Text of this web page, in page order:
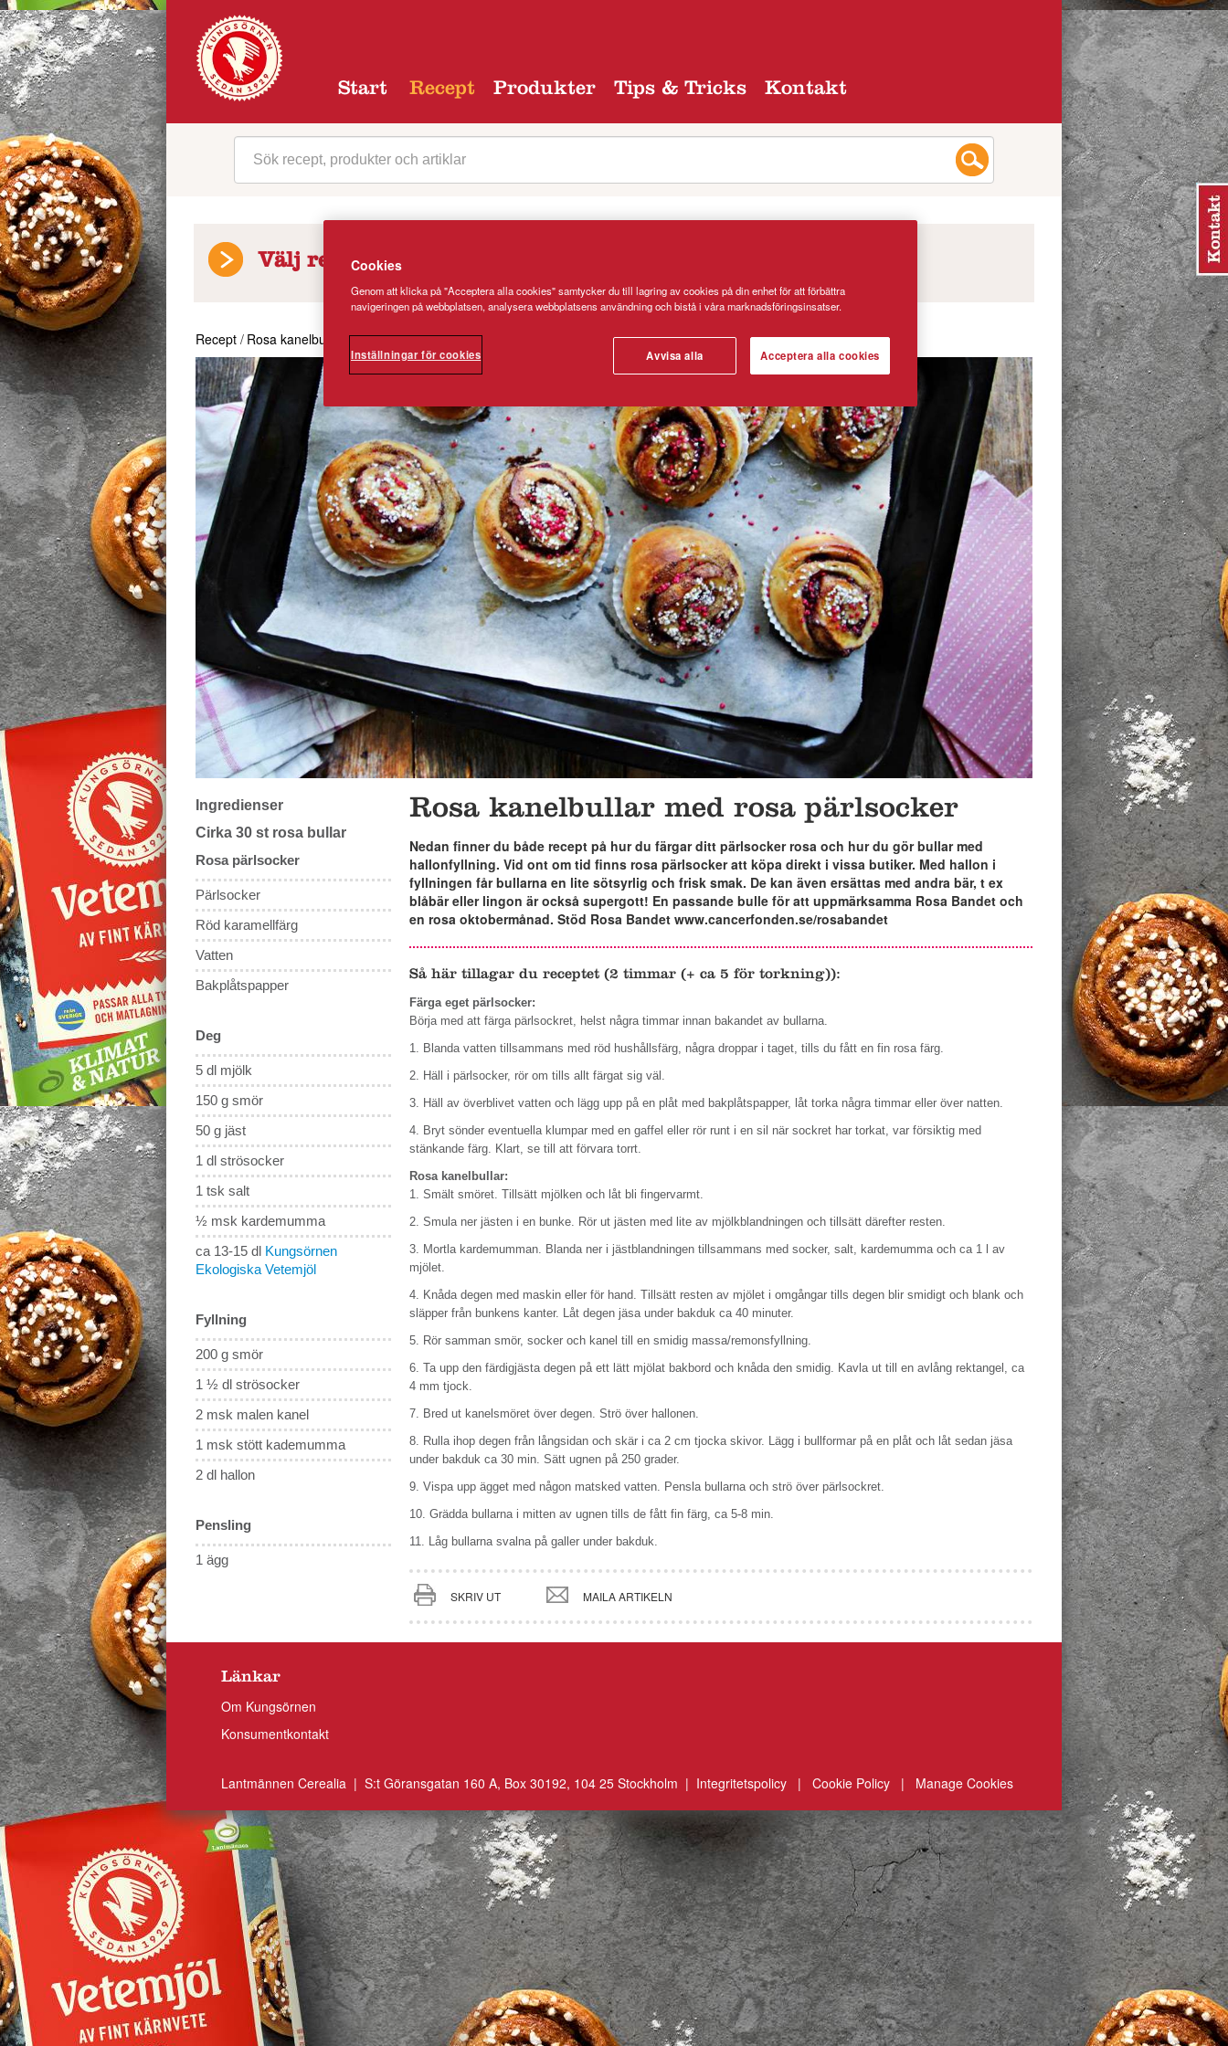
Start Recept Produkter Tips & Tricks Kontakt
Välj receptkategori
Recept / Rosa kanelbullar med rosa pärlsocker
Ingredienser
Cirka 30 st rosa bullar
Rosa pärlsocker
Pärlsocker
Röd karamellfärg
Vatten
Bakplåtspapper
Deg
5 dl mjölk
150 g smör
50 g jäst
1 dl strösocker
1 tsk salt
½ msk kardemumma
ca 13-15 dl Kungsörnen
Ekologiska Vetemjöl
Fyllning
200 g smör
1 ½ dl strösocker
2 msk malen kanel
1 msk stött kademumma
2 dl hallon
Pensling
1 ägg
Rosa kanelbullar med rosa pärlsocker
Nedan finner du både recept på hur du färgar ditt pärlsocker rosa och hur du gör bullar med
hallonfyllning. Vid ont om tid finns rosa pärlsocker att köpa direkt i vissa butiker. Med hallon i
fyllningen får bullarna en lite sötsyrlig och frisk smak. De kan även ersättas med andra bär, t ex
blåbär eller lingon är också supergott! En passande bulle för att uppmärksamma Rosa Bandet och
en rosa oktobermånad. Stöd Rosa Bandet www.cancerfonden.se/rosabandet
Så här tillagar du receptet (2 timmar (+ ca 5 för torkning)):
Färga eget pärlsocker:
Börja med att färga pärlsockret, helst några timmar innan bakandet av bullarna.
1. Blanda vatten tillsammans med röd hushållsfärg, några droppar i taget, tills du fått en fin rosa färg.
2. Häll i pärlsocker, rör om tills allt färgat sig väl.
3. Häll av överblivet vatten och lägg upp på en plåt med bakplåtspapper, låt torka några timmar eller över natten.
4. Bryt sönder eventuella klumpar med en gaffel eller rör runt i en sil när sockret har torkat, var försiktig med
stänkande färg. Klart, se till att förvara torrt.
Rosa kanelbullar:
1. Smält smöret. Tillsätt mjölken och låt bli fingervarmt.
2. Smula ner jästen i en bunke. Rör ut jästen med lite av mjölkblandningen och tillsätt därefter resten.
3. Mortla kardemumman. Blanda ner i jästblandningen tillsammans med socker, salt, kardemumma och ca 1 l av
mjölet.
4. Knåda degen med maskin eller för hand. Tillsätt resten av mjölet i omgångar tills degen blir smidigt och blank och
släpper från bunkens kanter. Låt degen jäsa under bakduk ca 40 minuter.
5. Rör samman smör, socker och kanel till en smidig massa/remonsfyllning.
6. Ta upp den färdigjästa degen på ett lätt mjölat bakbord och knåda den smidig. Kavla ut till en avlång rektangel, ca
4 mm tjock.
7. Bred ut kanelsmöret över degen. Strö över hallonen.
8. Rulla ihop degen från långsidan och skär i ca 2 cm tjocka skivor. Lägg i bullformar på en plåt och låt sedan jäsa
under bakduk ca 30 min. Sätt ugnen på 250 grader.
9. Vispa upp ägget med någon matsked vatten. Pensla bullarna och strö över pärlsockret.
10. Grädda bullarna i mitten av ugnen tills de fått fin färg, ca 5-8 min.
11. Låg bullarna svalna på galler under bakduk.
SKRIV UT MAILA ARTIKELN
Länkar
Om Kungsörnen
Konsumentkontakt
Lantmännen Cerealia | S:t Göransgatan 160 A, Box 30192, 104 25 Stockholm | Integritetspolicy | Cookie Policy| Manage Cookies
Cookies
Genom att klicka på "Acceptera alla cookies" samtycker du till lagring av cookies på din enhet för att förbättra
navigeringen på webbplatsen, analysera webbplatsens användning och bistå i våra marknadsföringsinsatser.
Inställningar för cookies Avvisa alla Acceptera alla cookies